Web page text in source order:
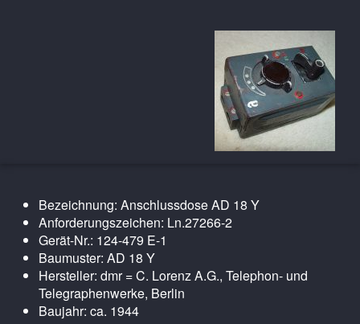
Bezeichnung: Anschlussdose AD 18 Y
Anforderungszeichen: Ln.27266-2
Gerät-Nr.: 124-479 E-1
Baumuster: AD 18 Y
Hersteller: dmr = C. Lorenz A.G., Telephon- und
Telegraphenwerke, Berlin
Baujahr: ca. 1944